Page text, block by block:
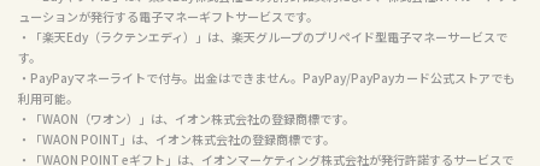
せは株式会社セブン・カードサービスではお受けしておりません。お問い合わせはフルーツ
メール事務局（
・「EdyギフトID」は、楽天Edy株式会社との発行許諾契約により、株式会社NTTカードソリ
ューションが発行する電子マネーギフトサービスです。
・「楽天Edy（ラクテンエディ）」は、楽天グループのプリペイド型電子マネーサービスで
す。
・PayPayマネーライトで付与。出金はできません。PayPay/PayPayカード公式ストアでも